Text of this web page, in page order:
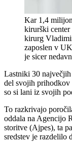
Kar 1,4
kirurški
kirurg
zaposlen v
je sicer
Lastniki 30
del svojih prihodkov
so si lani iz svojih
To razkrivajo
oddala na Agencijo
storitve (Ajpes), ta
sredstev je razdelilo